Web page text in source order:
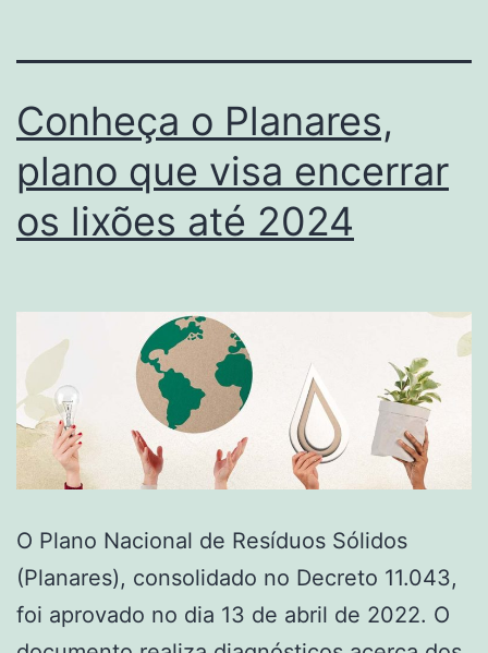
Conheça o Planares,
plano que visa encerrar
os lixões até 2024
O Plano Nacional de Resíduos Sólidos
(Planares), consolidado no Decreto 11.043,
foi aprovado no dia 13 de abril de 2022. O